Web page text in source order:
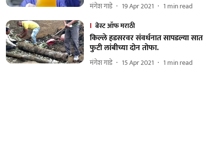
मंगेश गाडे 19 Apr 2021 1 min read
बेस्ट ऑफ मराठी
किल्ले हडसरवर संवर्धनात सापडल्या सात
फुटी लांबीच्या दोन तोफा.
मंगेश गाडे 15 Apr 2021 1 min read